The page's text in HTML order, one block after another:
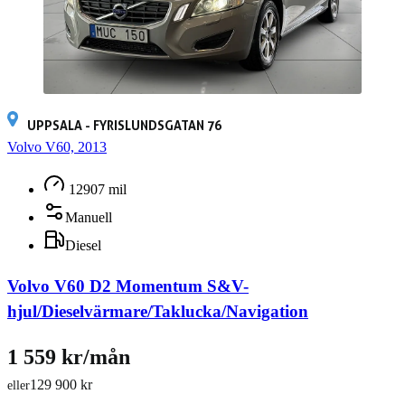
UPPSALA - FYRISLUNDSGATAN 76
Volvo V60, 2013
12907 mil
Manuell
Diesel
Volvo V60 D2 Momentum S&V-
hjul/Dieselvärmare/Taklucka/Navigation
129 900 kr
eller
1 559 kr/mån